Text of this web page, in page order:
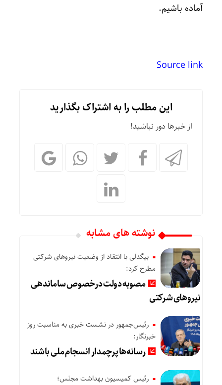
آماده باشیم.
Source link
این مطلب را به اشتراک بگذارید
از خبرها دور نباشید!
نوشته های مشابه
بیگدلی با انتقاد از وضعیت نیروهای شرکتی
مطرح کرد:
مصوبه دولت درخصوص ساماندهی
نیروهای شرکتی
رئیس‌جمهور در نشست خبری به مناسبت روز
خبرنگار:
رسانه‌ها پرچمدار انسجام ملی باشند
رئیس کمیسیون بهداشت مجلس؛